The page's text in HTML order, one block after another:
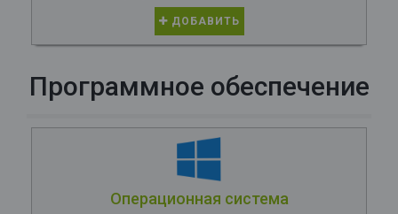
ДОБАВИТЬ
Программное обеспечение
Операционная система